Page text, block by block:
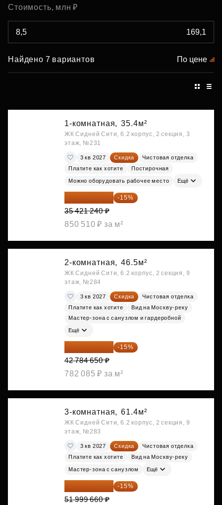
Стоимость, млн ₽
Найдено 7 вариантов По цене
1-комнатная, 35.4м²
ЖК Сидней Сити, 6.2 корпус, 2 секция, 3
этаж, №231
3 кв 2027 Скидка
Чистовая отделка
Платите как хотите
Постирочная
Можно оборудовать рабочее место Ещё
30 108 054 ₽ -15%
35 421 240 ₽
850 510 ₽ за м²
2-комнатная, 46.5м²
ЖК Сидней Сити, 6.2 корпус, 2 секция, 9
этаж, №284
3 кв 2027 Скидка
Чистовая отделка
Платите как хотите
Вид на Москву-реку
Мастер-зона с санузлом и гардеробной
Ещё
36 366 953 ₽ -15%
42 784 650 ₽
782 085 ₽ за м²
3-комнатная, 61.4м²
ЖК Сидней Сити, 6.2 корпус, 2 секция, 9
этаж, №283
3 кв 2027 Скидка
Чистовая отделка
Платите как хотите
Вид на Москву-реку
Мастер-зона с санузлом Ещё
44 199 711 ₽ -15%
51 999 660 ₽